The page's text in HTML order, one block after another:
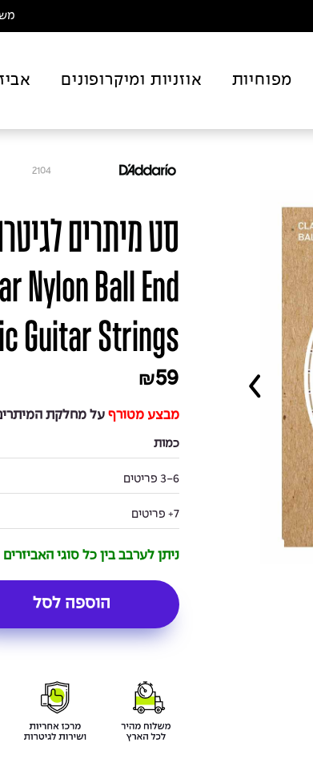
מפוחיות אוזניות ומיקרופונים
2104
סט מיתרים
Nylon Ball End
Guitar Strings
₪59
מבצע מטורף על מחלקת
כמות
3-6 פריטים
7+ פריטים
ניתן לערבב בין כל סוגי
הוספה לסל